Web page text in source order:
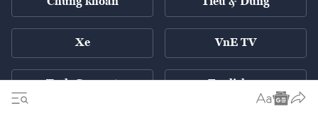
Xe VnE TV
Tech Connect English ++